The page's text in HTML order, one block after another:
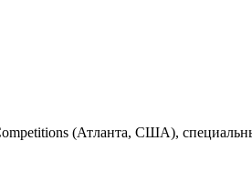
(Атланта, США),